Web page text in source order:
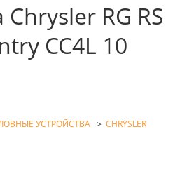
RG RS
CC4L 10
УСТРОЙСТВА > CHRYSLER